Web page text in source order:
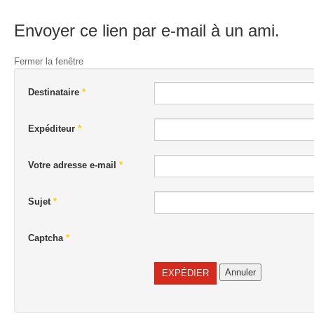
Envoyer ce lien par e-mail à un ami.
Fermer la fenêtre
Destinataire *
Expéditeur *
Votre adresse e-mail *
Sujet*
Captcha*
EXPÉDIER Annuler